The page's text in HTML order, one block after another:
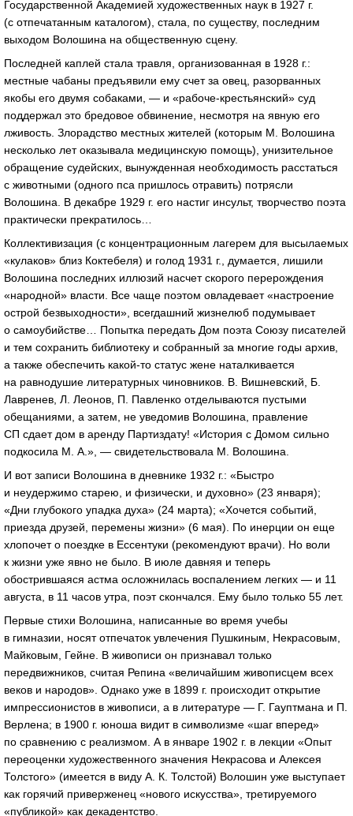
Государственной Академией художественных наук в 1927 г.
(с отпечатанным каталогом), стала, по существу, последним
выходом Волошина на общественную сцену.
Последней каплей стала травля, организованная в 1928 г.:
местные чабаны предъявили ему счет за овец, разорванных
якобы его двумя собаками, — и «рабоче-крестьянский» суд
поддержал это бредовое обвинение, несмотря на явную его
лживость. Злорадство местных жителей (которым М. Волошина
несколько лет оказывала медицинскую помощь), унизительное
обращение судейских, вынужденная необходимость расстаться
с животными (одного пса пришлось отравить) потрясли
Волошина. В декабре 1929 г. его настиг инсульт, творчество поэта
практически прекратилось…
Коллективизация (с концентрационным лагерем для высылаемых
«кулаков» близ Коктебеля) и голод 1931 г., думается, лишили
Волошина последних иллюзий насчет скорого перерождения
«народной» власти. Все чаще поэтом овладевает «настроение
острой безвыходности», всегдашний жизнелюб подумывает
о самоубийстве… Попытка передать Дом поэта Союзу писателей
и тем сохранить библиотеку и собранный за многие годы архив,
а также обеспечить какой-то статус жене наталкивается
на равнодушие литературных чиновников. В. Вишневский, Б.
Лавренев, Л. Леонов, П. Павленко отделываются пустыми
обещаниями, а затем, не уведомив Волошина, правление
СП сдает дом в аренду Партиздату! «История с Домом сильно
подкосила М. А.», — свидетельствовала М. Волошина.
И вот записи Волошина в дневнике 1932 г.: «Быстро
и неудержимо старею, и физически, и духовно» (23 января);
«Дни глубокого упадка духа» (24 марта); «Хочется событий,
приезда друзей, перемены жизни» (6 мая). По инерции он еще
хлопочет о поездке в Ессентуки (рекомендуют врачи). Но воли
к жизни уже явно не было. В июле давняя и теперь
обострившаяся астма осложнилась воспалением легких — и 11
августа, в 11 часов утра, поэт скончался. Ему было только 55 лет.
Первые стихи Волошина, написанные во время учебы
в гимназии, носят отпечаток увлечения Пушкиным, Некрасовым,
Майковым, Гейне. В живописи он признавал только
передвижников, считая Репина «величайшим живописцем всех
веков и народов». Однако уже в 1899 г. происходит открытие
импрессионистов в живописи, а в литературе — Г. Гауптмана и П.
Верлена; в 1900 г. юноша видит в символизме «шаг вперед»
по сравнению с реализмом. А в январе 1902 г. в лекции «Опыт
переоценки художественного значения Некрасова и Алексея
Толстого» (имеется в виду А. К. Толстой) Волошин уже выступает
как горячий приверженец «нового искусства», третируемого
«публикой» как декадентство.